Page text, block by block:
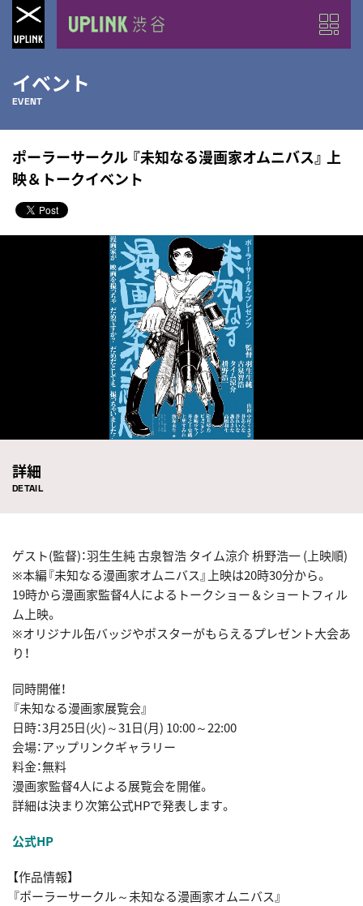
イベント
EVENT
ポーラーサークル 『未知なる漫画家オムニバス』 上
映＆トークイベント
詳細
DETAIL
ゲスト(監督)：羽生生純 古泉智浩 タイム涼介 枡野浩一 (上映順)
※本編『未知なる漫画家オムニバス』上映は20時30分から。
19時から漫画家監督4人によるトークショー＆ショートフィル
ム上映。
※オリジナル缶バッジやポスターがもらえるプレゼント大会あ
り！
同時開催！
『未知なる漫画家展覧会』
日時：3月25日(火)～31日(月) 10:00～22:00
会場：アップリンクギャラリー
料金：無料
漫画家監督4人による展覧会を開催。
詳細は決まり次第公式HPで発表します。
公式HP
【作品情報】
『ポーラーサークル～未知なる漫画家オムニバス』